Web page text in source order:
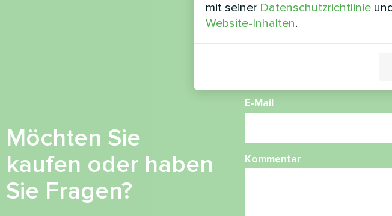
Möchten Sie
kaufen oder haben
Sie Fragen?
E-Mail
Kommentar
mit seiner Datenschutzrichtlinie
Website-Inhalten.